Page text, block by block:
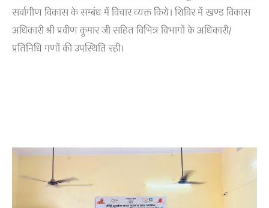
सर्वागीण विकास के सम्बंध में विचार व्यक्त किये। शिविर में खण्ड विकास
अधिकारी श्री प्रवीण कुमार जी सहित विभिन्न विभागों के अधिकारी/
प्रतिनिधि गणों की उपस्थिति रही।